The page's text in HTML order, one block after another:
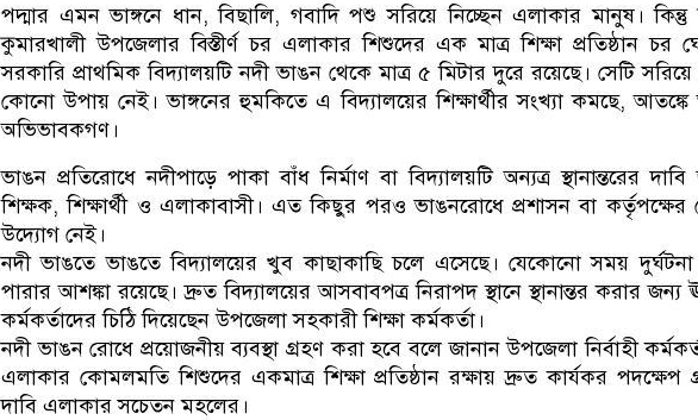
পদ্মার এমন ভাঙ্গনে ধান, বিছালি, গবাদি পশু সরিয়ে নিচ্ছেন এলাকার মানুষ। কিন্তু
কুমারখালী উপজেলার বিস্তীর্ণ চর এলাকার শিশুদের এক মাত্র শিক্ষা প্রতিষ্ঠান চর
সরকারি প্রাথমিক বিদ্যালয়টি নদী ভাঙন থেকে মাত্র ৫ মিটার দুরে রয়েছে। সেটি সরিয়ে
কোনো উপায় নেই। ভাঙ্গনের হুমকিতে এ বিদ্যালয়ের শিক্ষার্থীর সংখ্যা কমছে,
অভিভাবকগণ।
ভাঙন প্রতিরোধে নদীপাড়ে পাকা বাঁধ নির্মাণ বা বিদ্যালয়টি অন্যত্র স্থানান্তরের দাবি
শিক্ষক, শিক্ষার্থী ও এলাকাবাসী। এত কিছুর পরও ভাঙনরোধে প্রশাসন বা
উদ্যোগ নেই।
নদী ভাঙতে ভাঙতে বিদ্যালয়ের খুব কাছাকাছি চলে এসেছে। যেকোনো সময়
পারার আশঙ্কা রয়েছে। দ্রুত বিদ্যালয়ের আসবাবপত্র নিরাপদ স্থানে স্থানান্তর করার জন্য
কর্মকর্তাদের চিঠি দিয়েছেন উপজেলা সহকারী শিক্ষা কর্মকর্তা।
নদী ভাঙন রোধে প্রয়োজনীয় ব্যবস্থা গ্রহণ করা হবে বলে জানান উপজেলা নির্বাহী
এলাকার কোমলমতি শিশুদের একমাত্র শিক্ষা প্রতিষ্ঠান রক্ষায় দ্রুত কার্যকর পদক্ষেপ
দাবি এলাকার সচেতন মহলের।